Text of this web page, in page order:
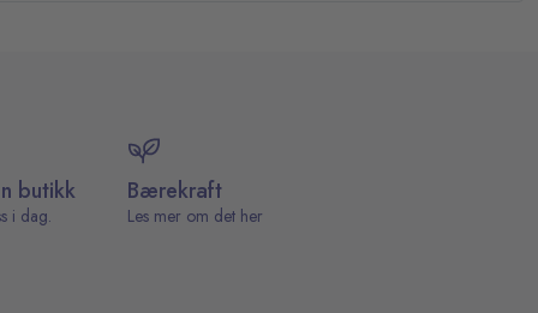
butikk
i dag.
Bærekraft
Les mer om det her